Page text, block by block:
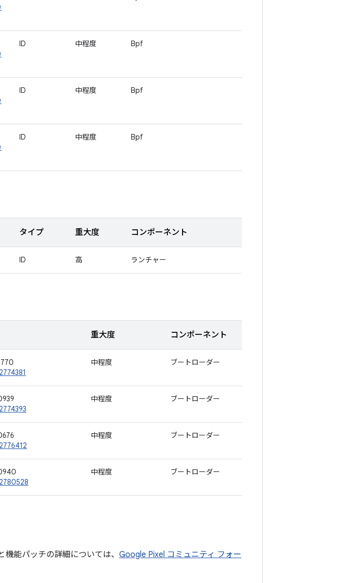
ID 中程度 Bpf
ID 中程度 Bpf
ID 中程度 Bpf
タイプ 重大度 コンポーネント
ID 高 ランチャー
重大度 コンポーネント
中程度 ブートローダー
中程度 ブートローダー
中程度 ブートローダー
中程度 ブートローダー
能パッチの詳細については、 Google Pixel コミュニティ フォー